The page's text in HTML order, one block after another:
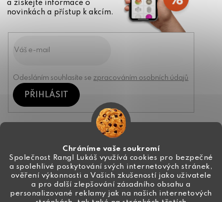
Chráníme vaše soukromí
Společnost Rangl Lukáš využívá cookies pro bezpečné
a spolehlivé poskytování svých internetových stránek,
ověření výkonnosti a Vašich zkušeností jako uživatele
a pro další zlepšování zásadního obsahu a
personalizované reklamy jak na našich internetových
a získejte informace o
novinkách a přístup k akcím.
Odesláním souhlasíte se zpracováním osobních údajů
PŘIHLÁSIT
info@ceske-koralky.cz
+420 774 444 191